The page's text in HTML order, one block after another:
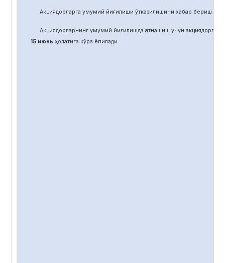
Акциядорларга умумий йиғилиши ўтказилишини хабар бериш
Акциядорларнинг умумий йиғилишда қатнашиш учун акциядорлар
15 июнь ҳолатига кўра ёпилади